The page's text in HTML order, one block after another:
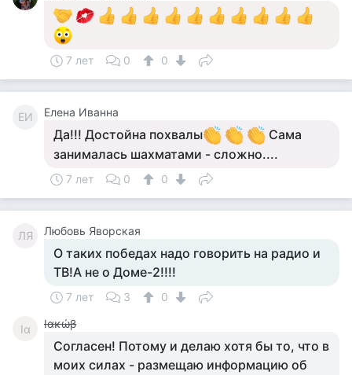
7 лет 0 0
ЕИ Елена Иванна
Да!!! Достойна похвалы
Сама
занималась шахматами - сложно....
7 лет 0 0
ЛЯ Любовь Яворская
О таких победах надо говорить на радио и
ТВ!А не о Доме-2!!!!
7 лет 3 0
Ια Ιακώβ
Согласен! Потому и делаю хотя бы то, что в
моих силах - размещаю информацию об